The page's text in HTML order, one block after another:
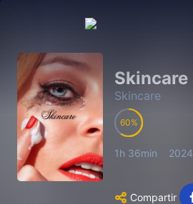
Skincare
Skincare
60
1h 36min 2024
Compartir